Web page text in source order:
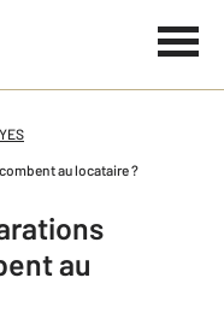
au locataire ?
au